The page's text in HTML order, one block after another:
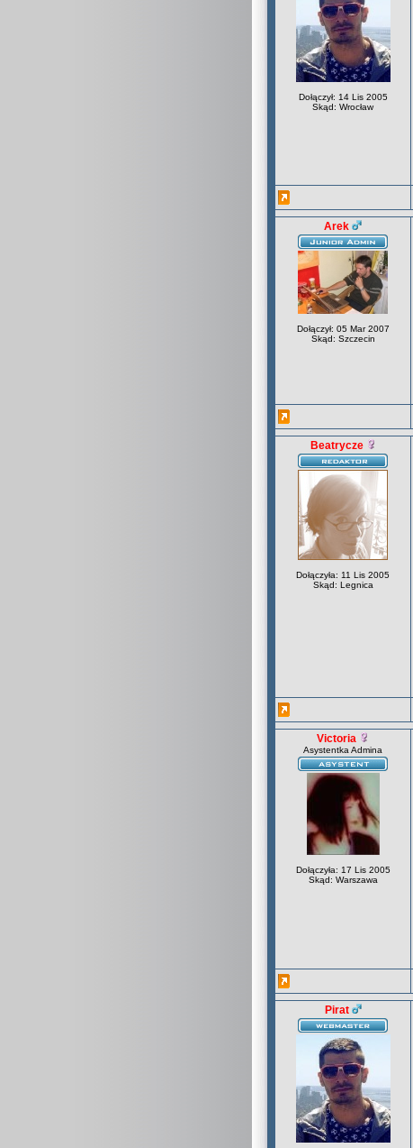
Dołączył: 14 Lis 2005
Skąd: Wrocław
Arek
Dołączył: 05 Mar 2007
Skąd: Szczecin
Beatrycze
Dołączyła: 11 Lis 2005
Skąd: Legnica
Victoria
Asystentka Admina
Dołączyła: 17 Lis 2005
Skąd: Warszawa
Pirat